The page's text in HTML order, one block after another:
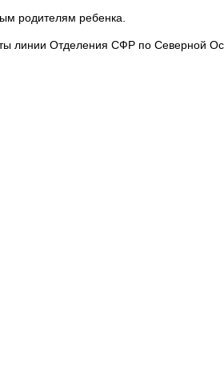
родителям ребенка.
линии Отделения СФР по Северной